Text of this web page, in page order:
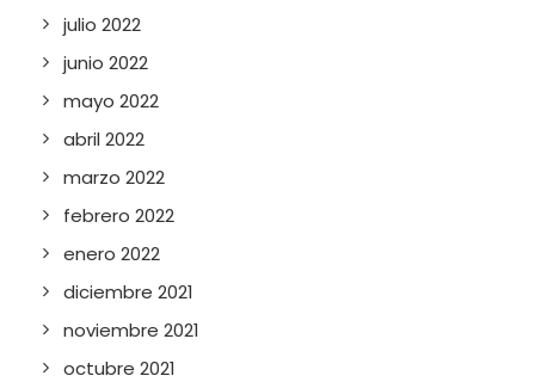
julio 2022
junio 2022
mayo 2022
abril 2022
marzo 2022
febrero 2022
enero 2022
diciembre 2021
noviembre 2021
octubre 2021